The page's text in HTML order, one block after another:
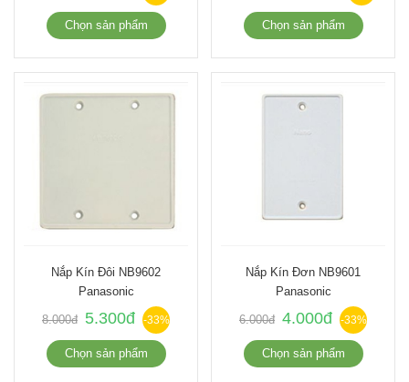
Chọn sản phẩm Chọn sản phẩm
Nắp Kín Đôi NB9602
Panasonic
8.000đ 5.300đ -33%
Chọn sản phẩm
Nắp Kín Đơn NB9601
Panasonic
6.000đ 4.000đ -33%
Chọn sản phẩm